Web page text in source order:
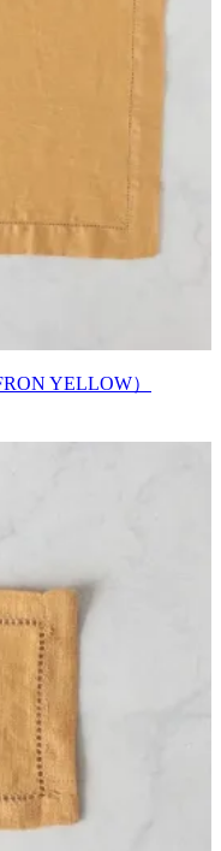
YELLOW）